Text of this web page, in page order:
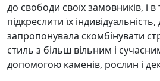
до свободи своїх замовників, і
підкреслити їх
запропонувала скомбінувати
стиль з більш вільним і
допомогою каменів, рослин і